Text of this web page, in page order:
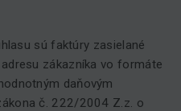
sú faktúry zasielané
zákazníka vo formáte
daňovým
č. 222/2004 Z.z. o